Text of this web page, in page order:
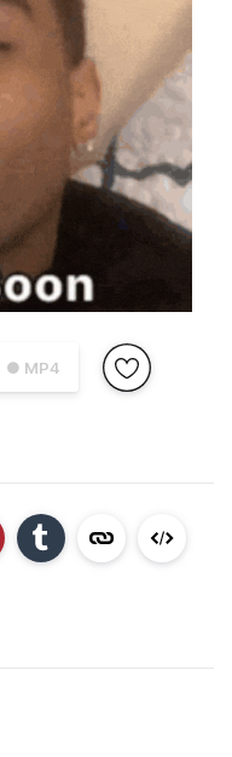
● MP4